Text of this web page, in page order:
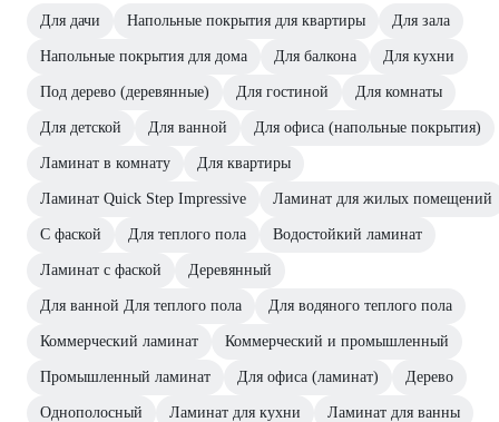
Для дачи Напольные покрытия для квартиры Для зала
Напольные покрытия для дома Для балкона Для кухни
Под дерево (деревянные) Для гостиной Для комнаты
Для детской Для ванной Для офиса (напольные покрытия)
Ламинат в комнату Для квартиры
Ламинат Quick Step Impressive Ламинат для жилых помещений
С фаской Для теплого пола Водостойкий ламинат
Ламинат с фаской Деревянный
Для ванной Для теплого пола Для водяного теплого пола
Коммерческий ламинат Коммерческий и промышленный
Промышленный ламинат Для офиса (ламинат) Дерево
Однополосный Ламинат для кухни Ламинат для ванны